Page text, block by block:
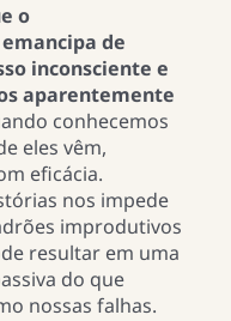
o
de
inconsciente e
aparentemente
conhecemos
eles vêm,
eficácia.
nos impede
improdutivos
resultar em uma
do que
nossas falhas.